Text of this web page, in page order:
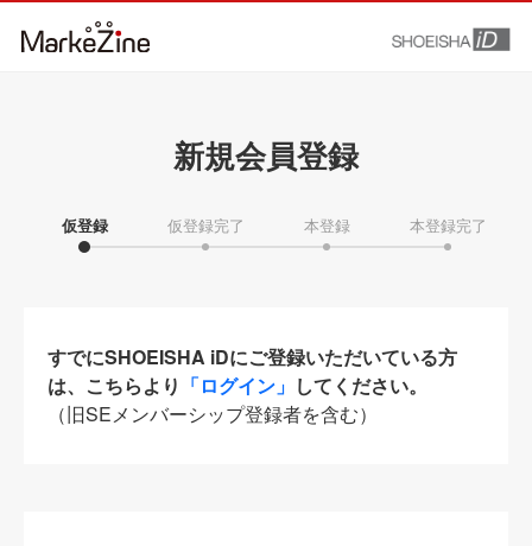
新規会員登録
仮登録 仮登録完了 本登録 本登録完了
すでにSHOEISHA iDにご登録いただいている方
は、こちらより 「ログイン」 してください。
（旧SEメンバーシップ登録者を含む）